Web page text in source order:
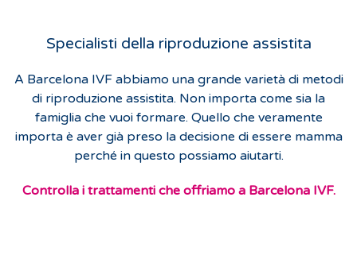
Specialisti della riproduzione assistita
A Barcelona IVF abbiamo una grande varietà di metodi
di riproduzione assistita. Non importa come sia la
famiglia che vuoi formare. Quello che veramente
importa è aver già preso la decisione di essere mamma
perché in questo possiamo aiutarti.
Controlla i trattamenti che offriamo a Barcelona IVF.